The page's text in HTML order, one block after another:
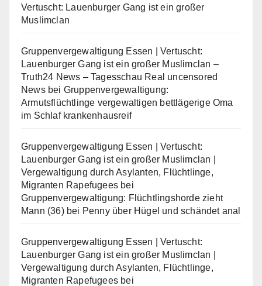
Vertuscht: Lauenburger Gang ist ein großer
Muslimclan
Gruppenvergewaltigung Essen | Vertuscht:
Lauenburger Gang ist ein großer Muslimclan –
Truth24 News – Tagesschau Real uncensored
Newsbei Gruppenvergewaltigung:
Armutsflüchtlinge vergewaltigen bettlägerige Oma
im Schlaf krankenhausreif
Gruppenvergewaltigung Essen | Vertuscht:
Lauenburger Gang ist ein großer Muslimclan |
Vergewaltigung durch Asylanten, Flüchtlinge,
Migranten Rapefugees bei
Gruppenvergewaltigung: Flüchtlingshorde zieht
Mann (36) bei Penny über Hügel und schändet anal
Gruppenvergewaltigung Essen | Vertuscht:
Lauenburger Gang ist ein großer Muslimclan |
Vergewaltigung durch Asylanten, Flüchtlinge,
Migranten Rapefugees bei